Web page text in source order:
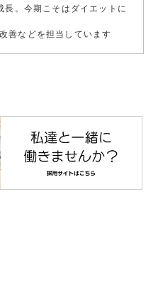
。今期こそはダイエットに
善などを担当しています